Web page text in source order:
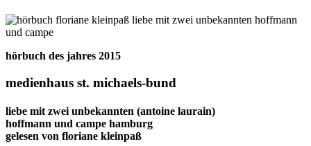
hörbuch des jahres 2015
medienhaus st. michaels-bund
liebe mit zwei unbekannten (antoine laurain)
hoffmann und campe hamburg
gelesen von floriane kleinpaß